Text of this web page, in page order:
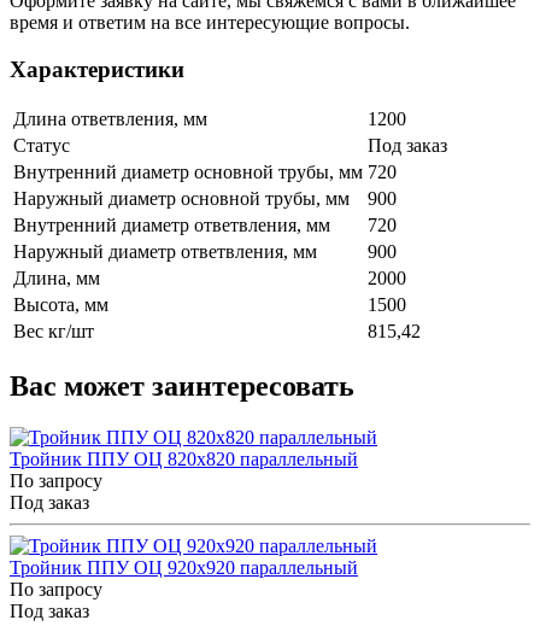
время и ответим на все интересующие вопросы.
Характеристики
Длина ответвления, мм
1200
Статус
Под заказ
Внутренний диаметр основной трубы, мм 720
Наружный диаметр основной трубы, мм
900
Внутренний диаметр ответвления, мм
720
Наружный диаметр ответвления, мм
900
Длина, мм
2000
Высота, мм
1500
Вес кг/шт
815,42
Вас может заинтересовать
Тройник ППУ ОЦ 820x820 параллельный
По запросу
Под заказ
Тройник ППУ ОЦ 920x920 параллельный
По запросу
Под заказ